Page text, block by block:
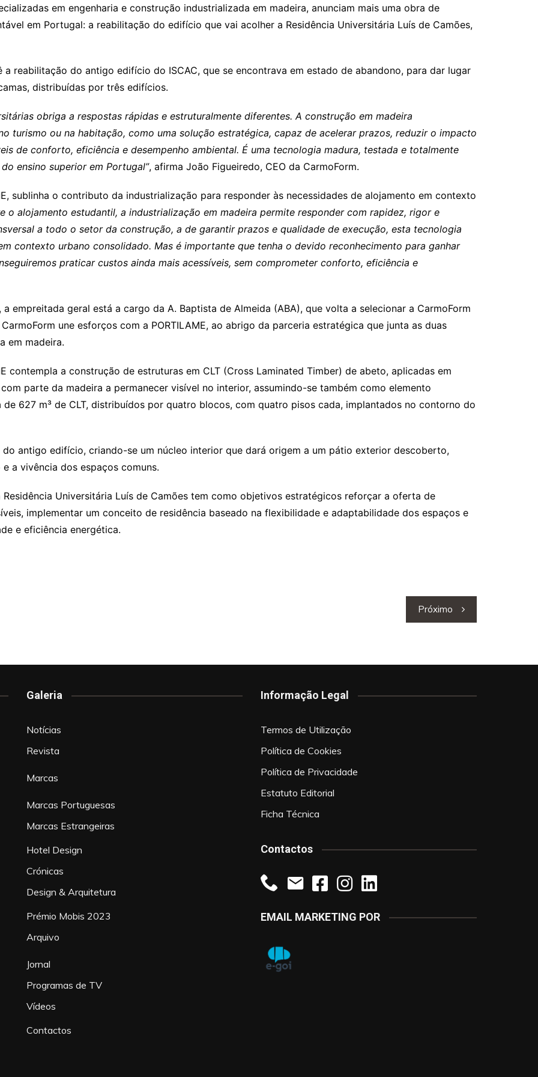
em engenharia e construção industrializada em madeira, anunciam mais uma obra de
em Portugal: a reabilitação do edifício que vai acolher a Residência Universitária Luís de Camões,
reabilitação do antigo edifício do ISCAC, que se encontrava em estado de abandono, para dar lugar
distribuídas por três edifícios.
obriga a respostas rápidas e estruturalmente diferentes. A construção em madeira
turismo ou na habitação, como uma solução estratégica, capaz de acelerar prazos, reduzir o impacto
de conforto, eficiência e desempenho ambiental. É uma tecnologia madura, testada e totalmente
ensino superior em Portugal”, afirma João Figueiredo, CEO da CarmoForm.
sublinha o contributo da industrialização para responder às necessidades de alojamento em contexto
o alojamento estudantil, a industrialização em madeira permite responder com rapidez, rigor e
a todo o setor da construção, a de garantir prazos e qualidade de execução, esta tecnologia
contexto urbano consolidado. Mas é importante que tenha o devido reconhecimento para ganhar
praticar custos ainda mais acessíveis, sem comprometer conforto, eficiência e
empreitada geral está a cargo da A. Baptista de Almeida (ABA), que volta a selecionar a CarmoForm
une esforços com a PORTILAME, ao abrigo da parceria estratégica que junta as duas
em madeira.
contempla a construção de estruturas em CLT (Cross Laminated Timber) de abeto, aplicadas em
parte da madeira a permanecer visível no interior, assumindo-se também como elemento
627 m³ de CLT, distribuídos por quatro blocos, com quatro pisos cada, implantados no contorno do
do antigo edifício, criando-se um núcleo interior que dará origem a um pátio exterior descoberto,
a vivência dos espaços comuns.
Universitária Luís de Camões tem como objetivos estratégicos reforçar a oferta de
implementar um conceito de residência baseado na flexibilidade e adaptabilidade dos espaços e
e eficiência energética.
Próximo
Galeria
Notícias
Revista
Marcas
Marcas Portuguesas
Marcas Estrangeiras
Hotel Design
Crónicas
Design & Arquitetura
Prémio Mobis 2023
Arquivo
Jornal
Programas de TV
Vídeos
Contactos
Informação Legal
Termos de Utilização
Política de Cookies
Política de Privacidade
Estatuto Editorial
Ficha Técnica
Contactos
EMAIL MARKETING POR